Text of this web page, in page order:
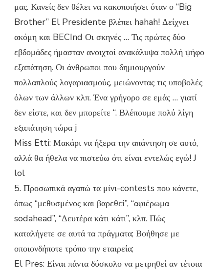
μας. Κανείς δεν θέλει να κακοποιήσει όταν ο “Big
Brother” El Presidente βλέπει hahah! Δείχνει
ακόμη και BECInd Οι σκηνές … Τις πρώτες δύο
εβδομάδες ήμασταν ανοιχτοί ανακάλυψα πολλή ψήφο
εξαπάτηση. Οι άνθρωποι που δημιουργούν
πολλαπλούς λογαριασμούς, μειώνοντας τις υποβολές
όλων των άλλων κλπ. Ένα γρήγορο σε εμάς … γιατί
δεν είστε, και δεν μπορείτε “. Βλέπουμε πολύ λίγη
εξαπάτηση τώρα j
Miss Etti: Μακάρι να ήξερα την απάντηση σε αυτό,
αλλά θα ήθελα να πιστεύω ότι είναι εντελώς εγώ! J
lol
5. Προσωπικά αγαπώ τα μίνι-contests που κάνετε,
όπως “μεθυσμένος και βαρεθεί”, “αφιέρωμα
sodahead”, “Δευτέρα κάτι κάτι”, κλπ. Πώς
καταλήγετε σε αυτά τα πράγματα; Βοήθησε με
οποιονδήποτε τρόπο την εταιρεία;
El Pres: Είναι πάντα δύσκολο να μετρηθεί αν τέτοια